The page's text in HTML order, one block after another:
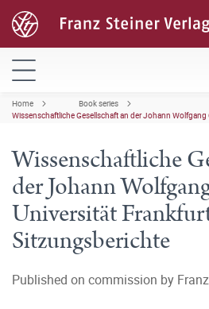
Home
Book series
Wissenschaftliche Gesellschaft an der Johann
Wissenschaftliche
der Johann
Universität
Sitzungsberichte
Published on commission by